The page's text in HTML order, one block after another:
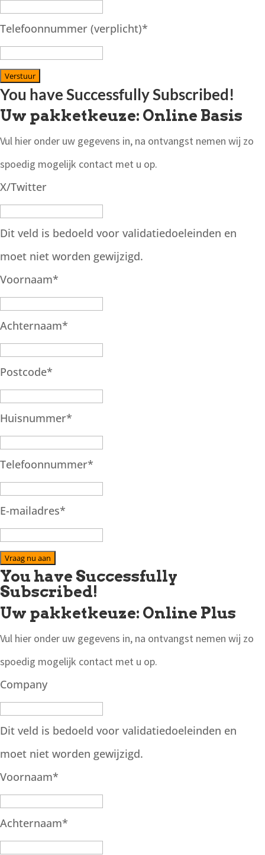
Telefoonnummer (verplicht)*
Verstuur
You have Successfully Subscribed!
Uw pakketkeuze: Online Basis
Vul hier onder uw gegevens in, na ontvangst nemen wij zo
spoedig mogelijk contact met u op.
X/Twitter
Dit veld is bedoeld voor validatiedoeleinden en
moet niet worden gewijzigd.
Voornaam*
Achternaam*
Postcode*
Huisnummer*
Telefoonnummer*
E-mailadres*
Vraag nu aan
You have Successfully
Subscribed!
Uw pakketkeuze: Online Plus
Vul hier onder uw gegevens in, na ontvangst nemen wij zo
spoedig mogelijk contact met u op.
Company
Dit veld is bedoeld voor validatiedoeleinden en
moet niet worden gewijzigd.
Voornaam*
Achternaam*